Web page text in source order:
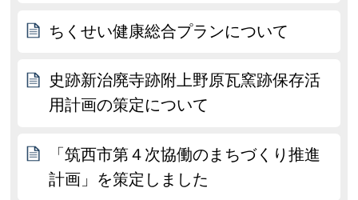
ちくせい健康総合プランについて
史跡新治廃寺跡附上野原瓦窯跡保存活
用計画の策定について
「筑西市第４次協働のまちづくり推進
計画」を策定しました